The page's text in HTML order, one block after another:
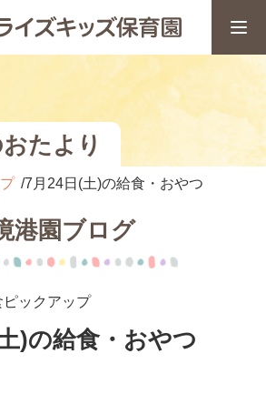
たより
7月24日(土)の給食・おやつ
港園ブログ
ックアップ
)の給食・おやつ